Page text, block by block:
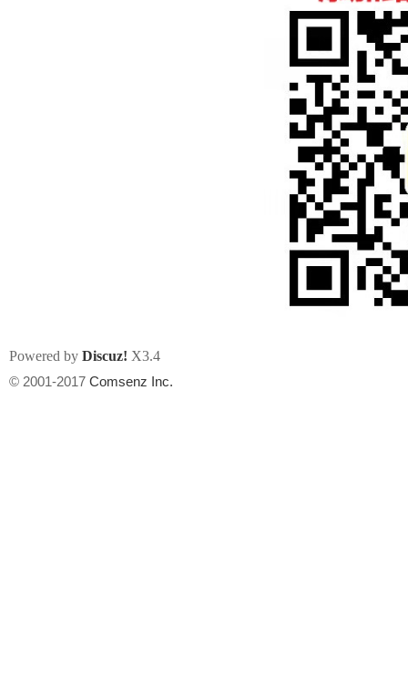
Powered by Discuz! X3.4
© 2001-2017 Comsenz Inc.